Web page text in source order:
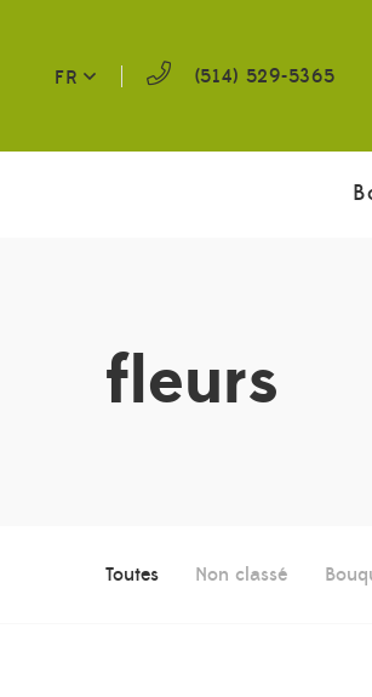
FR (514) 529-5365
fleurs
Toutes Non classé